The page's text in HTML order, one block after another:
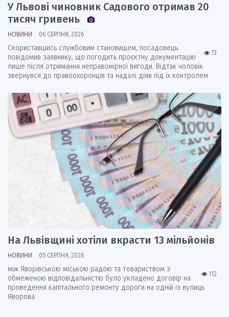
У Львові чиновник Садового отримав 20
тисяч гривень
НОВИНИ 06 СЕРПНЯ, 2026
73
Скориставшись службовим становищем, посадовець
повідомив заявнику, що погодить проєктну документацію
лише після отримання неправомірної вигоди. Відтак чоловік
звернувся до правоохоронців та надалі діяв під їх контролем
На Львівщині хотіли вкрасти 13 мільйонів
НОВИНИ 05 СЕРПНЯ, 2026
112
між Яворівською міською радою та товариством з
обмеженою відповідальністю було укладено договір на
проведення капітального ремонту дороги на одній із вулиць
Яворова